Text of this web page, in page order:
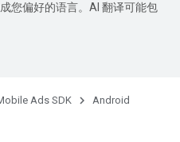
您偏好的语言。AI 翻译可能包
Ads SDK
Android